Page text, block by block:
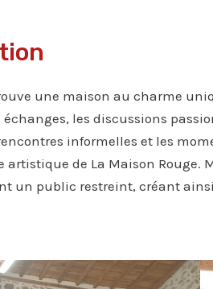
une maison au charme
les discussions
informelles et les
de La Maison
un public restreint, créant